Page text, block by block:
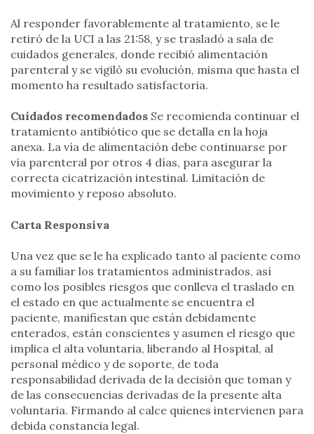
Al responder favorablemente al tratamiento, se le
retiró de la UCI a las 21:58, y se trasladó a sala de
cuidados generales, donde recibió alimentación
parenteral y se vigiló su evolución, misma que hasta el
momento ha resultado satisfactoria.
Cuidados recomendados Se recomienda continuar el
tratamiento antibiótico que se detalla en la hoja
anexa. La vía de alimentación debe continuarse por
vía parenteral por otros 4 días, para asegurar la
correcta cicatrización intestinal. Limitación de
movimiento y reposo absoluto.
Carta Responsiva
Una vez que se le ha explicado tanto al paciente como
a su familiar los tratamientos administrados, así
como los posibles riesgos que conlleva el traslado en
el estado en que actualmente se encuentra el
paciente, manifiestan que están debidamente
enterados, están conscientes y asumen el riesgo que
implica el alta voluntaria, liberando al Hospital, al
personal médico y de soporte, de toda
responsabilidad derivada de la decisión que toman y
de las consecuencias derivadas de la presente alta
voluntaria. Firmando al calce quienes intervienen para
debida constancia legal.